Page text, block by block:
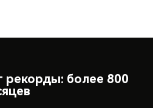
рекорды: более 800